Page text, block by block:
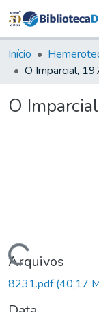
Início
O Imparcial,
O
Carregando...
Arquivos
8231.pdf(40,17